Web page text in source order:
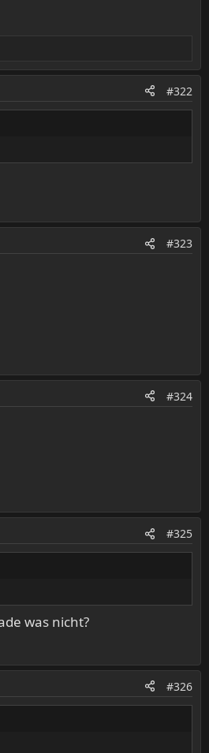
#322
#323
#324
#325
was nicht?
#326